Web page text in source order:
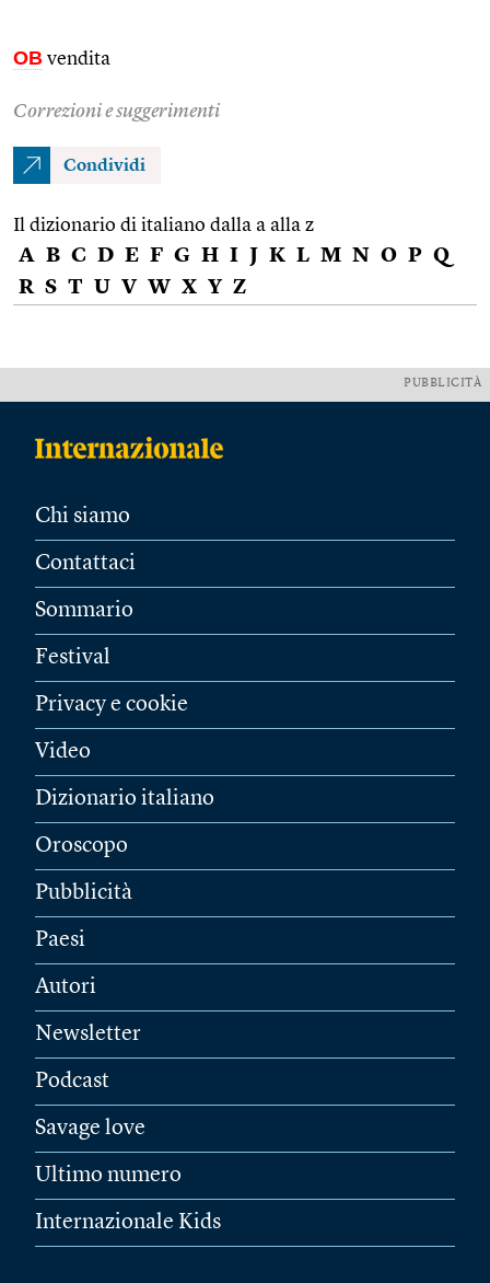
OB vendita
Correzioni e suggerimenti
Condividi
Il dizionario di italiano dalla a alla z
A B C D E F G H I J K L M N O P Q
R S T U V W X Y Z
PUBBLICITÀ
Chi siamo
Contattaci
Sommario
Festival
Privacy e cookie
Video
Dizionario italiano
Oroscopo
Pubblicità
Paesi
Autori
Newsletter
Podcast
Savage love
Ultimo numero
Internazionale Kids